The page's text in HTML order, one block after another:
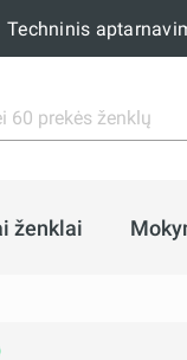
Techninis
ženklai